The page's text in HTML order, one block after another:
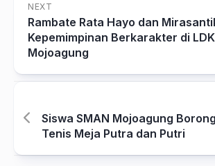
NEXT
Rambate Rata Hayo dan
Kepemimpinan Berkarakter di
Mojoagung
Siswa SMAN Mojoagung
Tenis Meja Putra dan Putri